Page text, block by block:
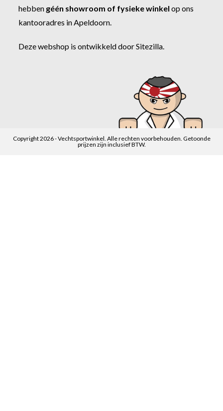
hebben géén showroom of fysieke winkel op ons
kantooradres in Apeldoorn.
Deze webshop is ontwikkeld doorSitezilla.
Copyright 2026 - Vechtsportwinkel. Alle rechten voorbehouden. Getoonde
prijzen zijn inclusief BTW.